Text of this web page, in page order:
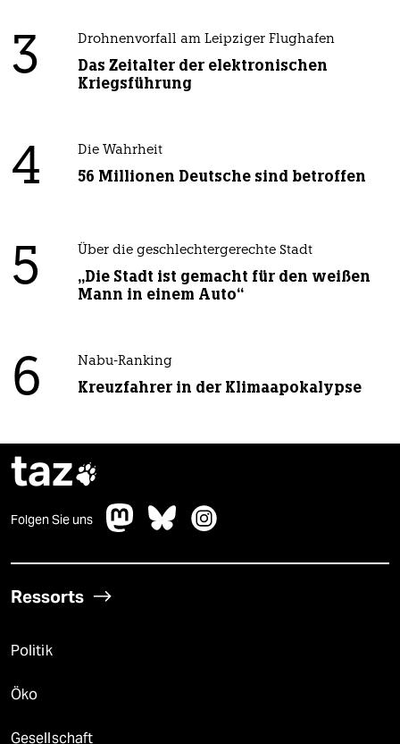
3 Drohnenvorfall am Leipziger Flughafen
Das Zeitalter der elektronischen
Kriegsführung
4 Die Wahrheit
56 Millionen Deutsche sind betroffen
5 Über die geschlechtergerechte Stadt
„Die Stadt ist gemacht für den weißen
Mann in einem Auto“
6 Nabu-Ranking
Kreuzfahrer in der Klimaapokalypse
taz
Folgen Sie uns
Ressorts
Politik
Öko
Gesellschaft